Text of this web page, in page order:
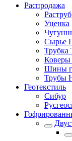
Распродажа
Раструб
Уценка
Сырье
Коверы
Шины
Трубы
Геотекстиль
Сибур